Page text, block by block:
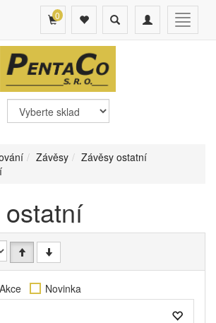
Toggle
Toggle
navigation
Toggle
search
0
Závěsy
Závěsy ostatní
Akce Novinka